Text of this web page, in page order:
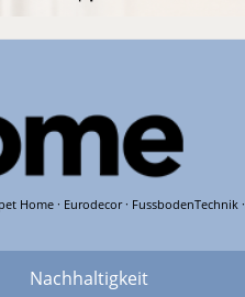
Home · Eurodecor · FussbodenTechnik
Nachhaltigkeit